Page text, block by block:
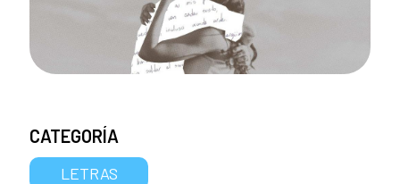
CATEGORÍA
LETRAS